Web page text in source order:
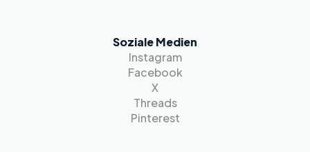
Soziale Medien
Instagram
Facebook
X
Threads
Pinterest